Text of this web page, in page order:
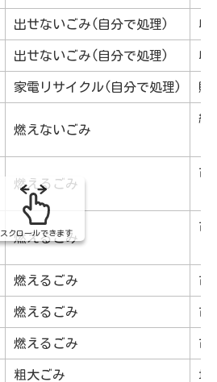
出せないごみ(自分で処理) 収
出せないごみ(自分で処理) 収
家電リサイクル(自分で処理) 購
燃えないごみ
紙
燃えるごみ
市
燃えるごみ
市
燃えるごみ 市
燃えるごみ 市
燃えるごみ 市
粗大ごみ 地
スクロールできます